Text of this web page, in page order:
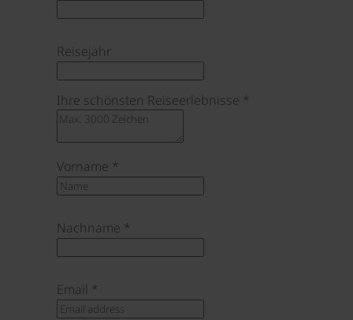
Reisejahr
Ihre schönsten Reiseerlebnisse *
Vorname *
Nachname *
Email *